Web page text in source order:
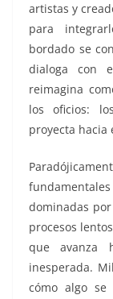
artistas y
para
bordado se
dialoga con
reimagina
los oficios:
proyecta hacia
dominadas
procesos
que avanza
inesperada.
cómo algo se